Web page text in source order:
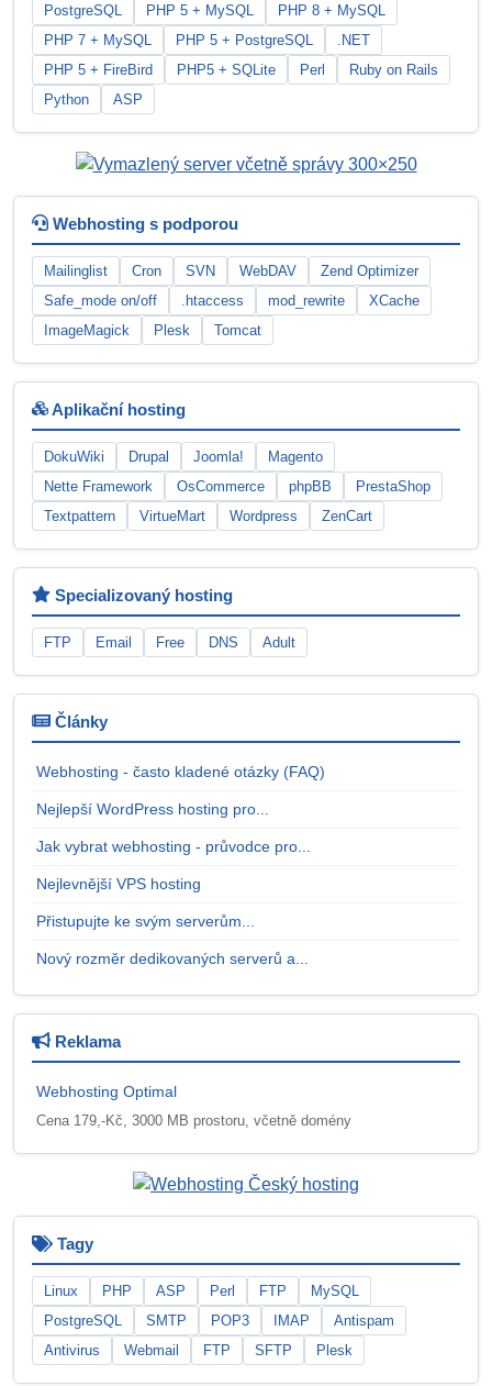
PostgreSQL
PHP 5 + MySQL
PHP 8 + MySQL
PHP 7 + MySQL
PHP 5 + PostgreSQL
.NET
PHP 5 + FireBird
PHP5 + SQLite Perl
Ruby on Rails
Python
ASP
Webhosting s podporou
Mailinglist Cron SVN WebDAV
Zend Optimizer
Safe_mode on/off
.htaccess mod_rewrite
XCache
ImageMagick
Plesk Tomcat
Aplikační hosting
DokuWiki Drupal Joomla!
Magento
Nette Framework
OsCommerce phpBB
PrestaShop
Textpattern
VirtueMart Wordpress ZenCart
Specializovaný hosting
FTP Email Free DNS Adult
Články
Webhosting - často kladené otázky (FAQ)
Nejlepší WordPress hosting pro...
Jak vybrat webhosting - průvodce pro...
Nejlevnější VPS hosting
Přistupujte ke svým serverům...
Nový rozměr dedikovaných serverů a...
Reklama
Webhosting Optimal
Cena 179,-Kč, 3000 MB prostoru, včetně domény
Tagy
Linux PHP ASP Perl FTP
MySQL
PostgreSQL
SMTP POP3 IMAP
Antispam
Antivirus
Webmail FTP SFTP Plesk